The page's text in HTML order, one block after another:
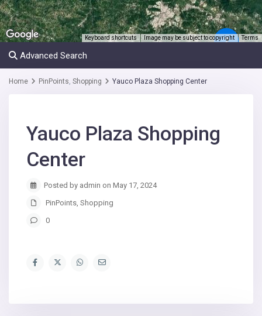
2
Keyboard shortcuts Image may be subject to copyright Terms
Advanced Search
Home PinPoints,Shopping Yauco Plaza Shopping Center
Yauco Plaza Shopping
Center
Posted by admin on May 17, 2024
PinPoints,Shopping
0